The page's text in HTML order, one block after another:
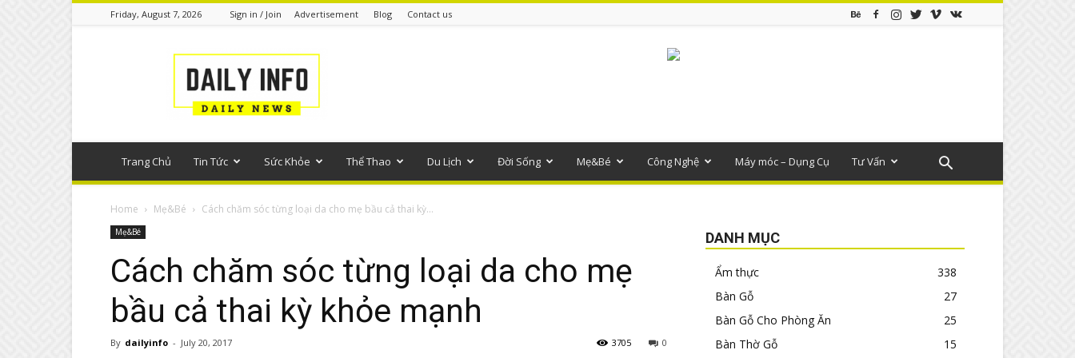
Friday, August 7, 2026 Sign in / Join Advertisement Blog Contact us
thông
Trang Chủ Tin Tức Sức Khỏe Thể Thao Du Lịch Đời Sống Mẹ&Bé Công Nghệ Máy móc – Dụng Cụ Tư Vấn
Home Mẹ&Bé Cách chăm sóc từng loại da cho mẹ bầu cả thai kỳ...
Mẹ&Bé
Cách chăm sóc từng loại da cho mẹ
bầu cả thai kỳ khỏe mạnh
By dailyinfo - July 20, 2017 0
3705
DANH MỤC
Ẩm thực
338
Bàn Gỗ
27
Bàn Gỗ Cho Phòng Ăn
25
Bàn Thờ Gỗ
15